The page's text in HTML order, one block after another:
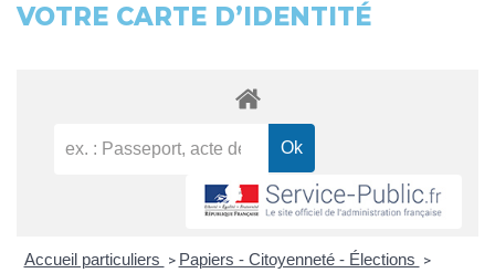
VOTRE CARTE D’IDENTITÉ
Accueil particuliers > Papiers - Citoyenneté - Élections >